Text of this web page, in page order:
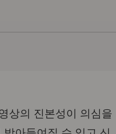
상의 진본성이 의심을